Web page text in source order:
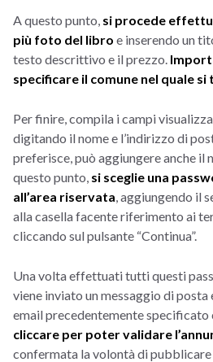
A questo punto, si procede
più foto del libro e inserendo un
testo descrittivo e il prezzo.
specificare il comune nel quale
Per finire, compila i campi
digitando il nome e l’indirizzo di
preferisce, può aggiungere anche il
questo punto, si sceglie una
all’area riservata , aggiungendo il
alla casella facente riferimento ai
cliccando sul pulsante “Continua”.
Una volta effettuati tutti questi
viene inviato un messaggio di
email precedentemente specificato
cliccare per poter validare
confermata la volontà di pubblicare